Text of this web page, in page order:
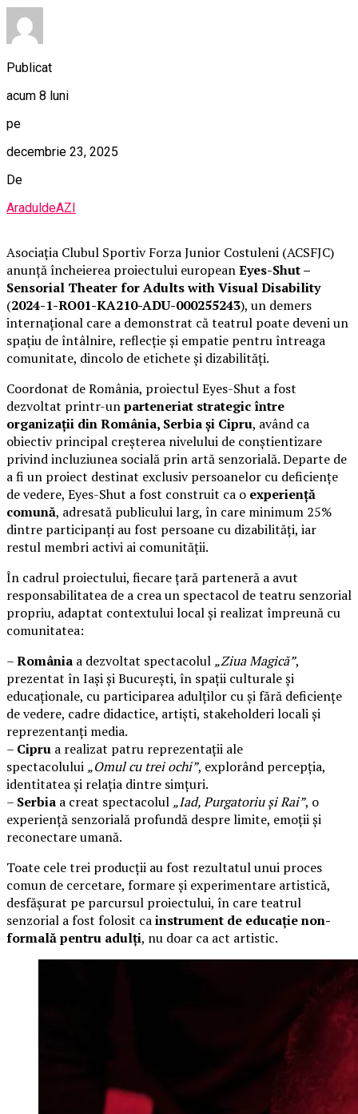
Publicat
acum 8 luni
pe
decembrie 23, 2025
De
AraduldeAZI
Asociația Clubul Sportiv Forza Junior Costuleni (ACSFJC)
anunță încheierea proiectului europeanEyes-Shut –
Sensorial Theater for Adults with Visual Disability
(2024-1-RO01-KA210-ADU-000255243), un demers
internațional care a demonstrat că teatrul poate deveni un
spațiu de întâlnire, reflecție și empatie pentru întreaga
comunitate, dincolo de etichete și dizabilități.
Coordonat de România, proiectul Eyes-Shut a fost
dezvoltat printr-unparteneriat strategic între
organizații din România, Serbia și Cipru, având ca
obiectiv principal creșterea nivelului de conștientizare
privind incluziunea socială prin artă senzorială. Departe de
a fi un proiect destinat exclusiv persoanelor cu deficiențe
de vedere, Eyes-Shut a fost construit ca o experiență
comună, adresată publicului larg, în care minimum 25%
dintre participanți au fost persoane cu dizabilități, iar
restul membri activi ai comunității.
În cadrul proiectului, fiecare țară parteneră a avut
responsabilitatea de a crea un spectacol de teatru senzorial
propriu, adaptat contextului local și realizat împreună cu
comunitatea:
–România a dezvoltat spectacolul „Ziua Magică”,
prezentat în Iași și București, în spații culturale și
educaționale, cu participarea adulților cu și fără deficiențe
de vedere, cadre didactice, artiști, stakeholderi locali și
reprezentanți media.
– Cipru a realizat patru reprezentații ale
spectacolului „Omul cu trei ochi”, explorând percepția,
identitatea și relația dintre simțuri.
– Serbia a creat spectacolul „Iad, Purgatoriu și Rai”, o
experiență senzorială profundă despre limite, emoții și
reconectare umană.
Toate cele trei producții au fost rezultatul unui proces
comun de cercetare, formare și experimentare artistică,
desfășurat pe parcursul proiectului, în care teatrul
senzorial a fost folosit cainstrument de educație non-
formală pentru adulți, nu doar ca act artistic.